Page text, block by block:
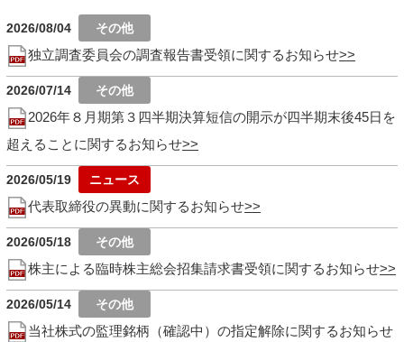
2026/08/04
独立調査委員会の調査報告書受領に関するお知らせ
2026/07/14
2026年８月期第３四半期決算短信の開示が四半期末後45日を
超えることに関するお知らせ
2026/05/19
代表取締役の異動に関するお知らせ
2026/05/18
株主による臨時株主総会招集請求書受領に関するお知らせ
2026/05/14
当社株式の監理銘柄（確認中）の指定解除に関するお知らせ